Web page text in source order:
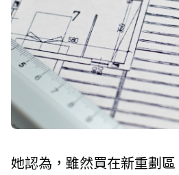
她認為，雖然買在新重劃